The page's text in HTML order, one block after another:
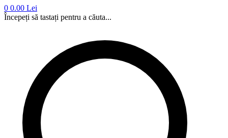
0 0.00 Lei
Începeți să tastați pentru a căuta...